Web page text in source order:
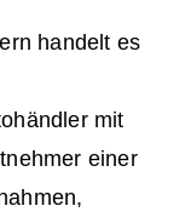
handelt es
mit
einer